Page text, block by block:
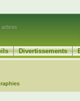
arbres
Divertissements